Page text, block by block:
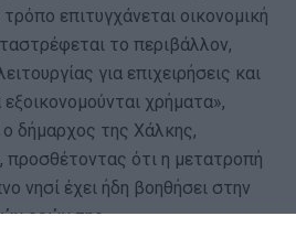
επιτυγχάνεται οικονομική
το περιβάλλον,
για επιχειρήσεις και
χρήματα»,
δήμαρχος της Χάλκης,
προσθέτοντας ότι η μετατροπή
νησί έχει ήδη βοηθήσει στην
ροών της.